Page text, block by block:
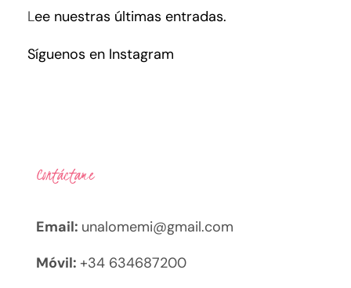
Lee nuestras últimas entradas.
Síguenos en Instagram
Contáctame
Email: unalomemi@gmail.com
Móvil: +34 634687200